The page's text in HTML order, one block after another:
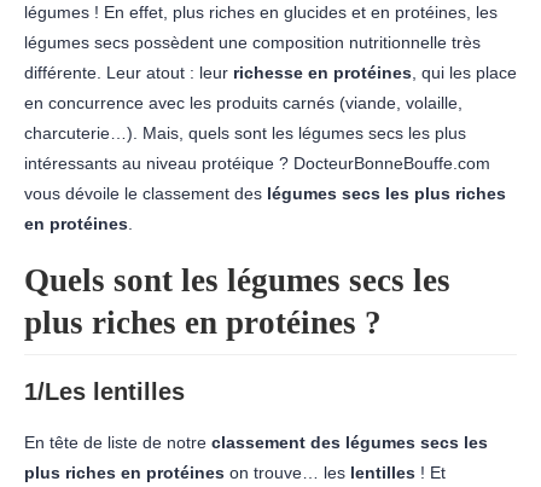
légumes ! En effet, plus riches en glucides et en protéines, les
légumes secs possèdent une composition nutritionnelle très
différente. Leur atout : leur richesse en protéines , qui les place
en concurrence avec les produits carnés (viande, volaille,
charcuterie…). Mais, quels sont les légumes secs les plus
intéressants au niveau protéique ? DocteurBonneBouffe.com
vous dévoile le classement des légumes secs les plus riches
en protéines
Quels sont les légumes secs les
plus riches en protéines ?
1/Les lentilles
En tête de liste de notre classement des légumes secs les
plus riches en protéines on trouve… les lentilles ! Et